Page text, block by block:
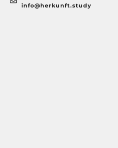
info@herkunft.study